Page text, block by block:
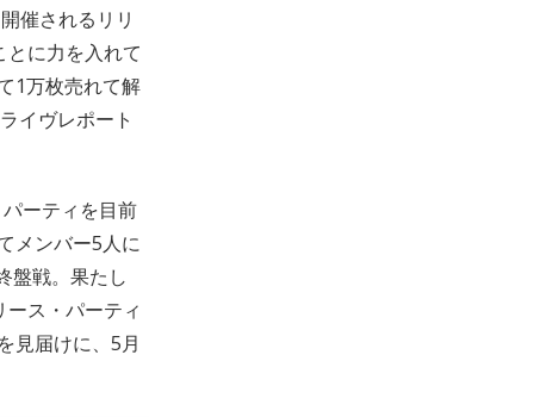
催されるリリ
に力を入れて
1万枚売れて解
イヴレポート
ーティを目前
メンバー5人に
盤戦。果たし
ス・パーティ
見届けに、5月